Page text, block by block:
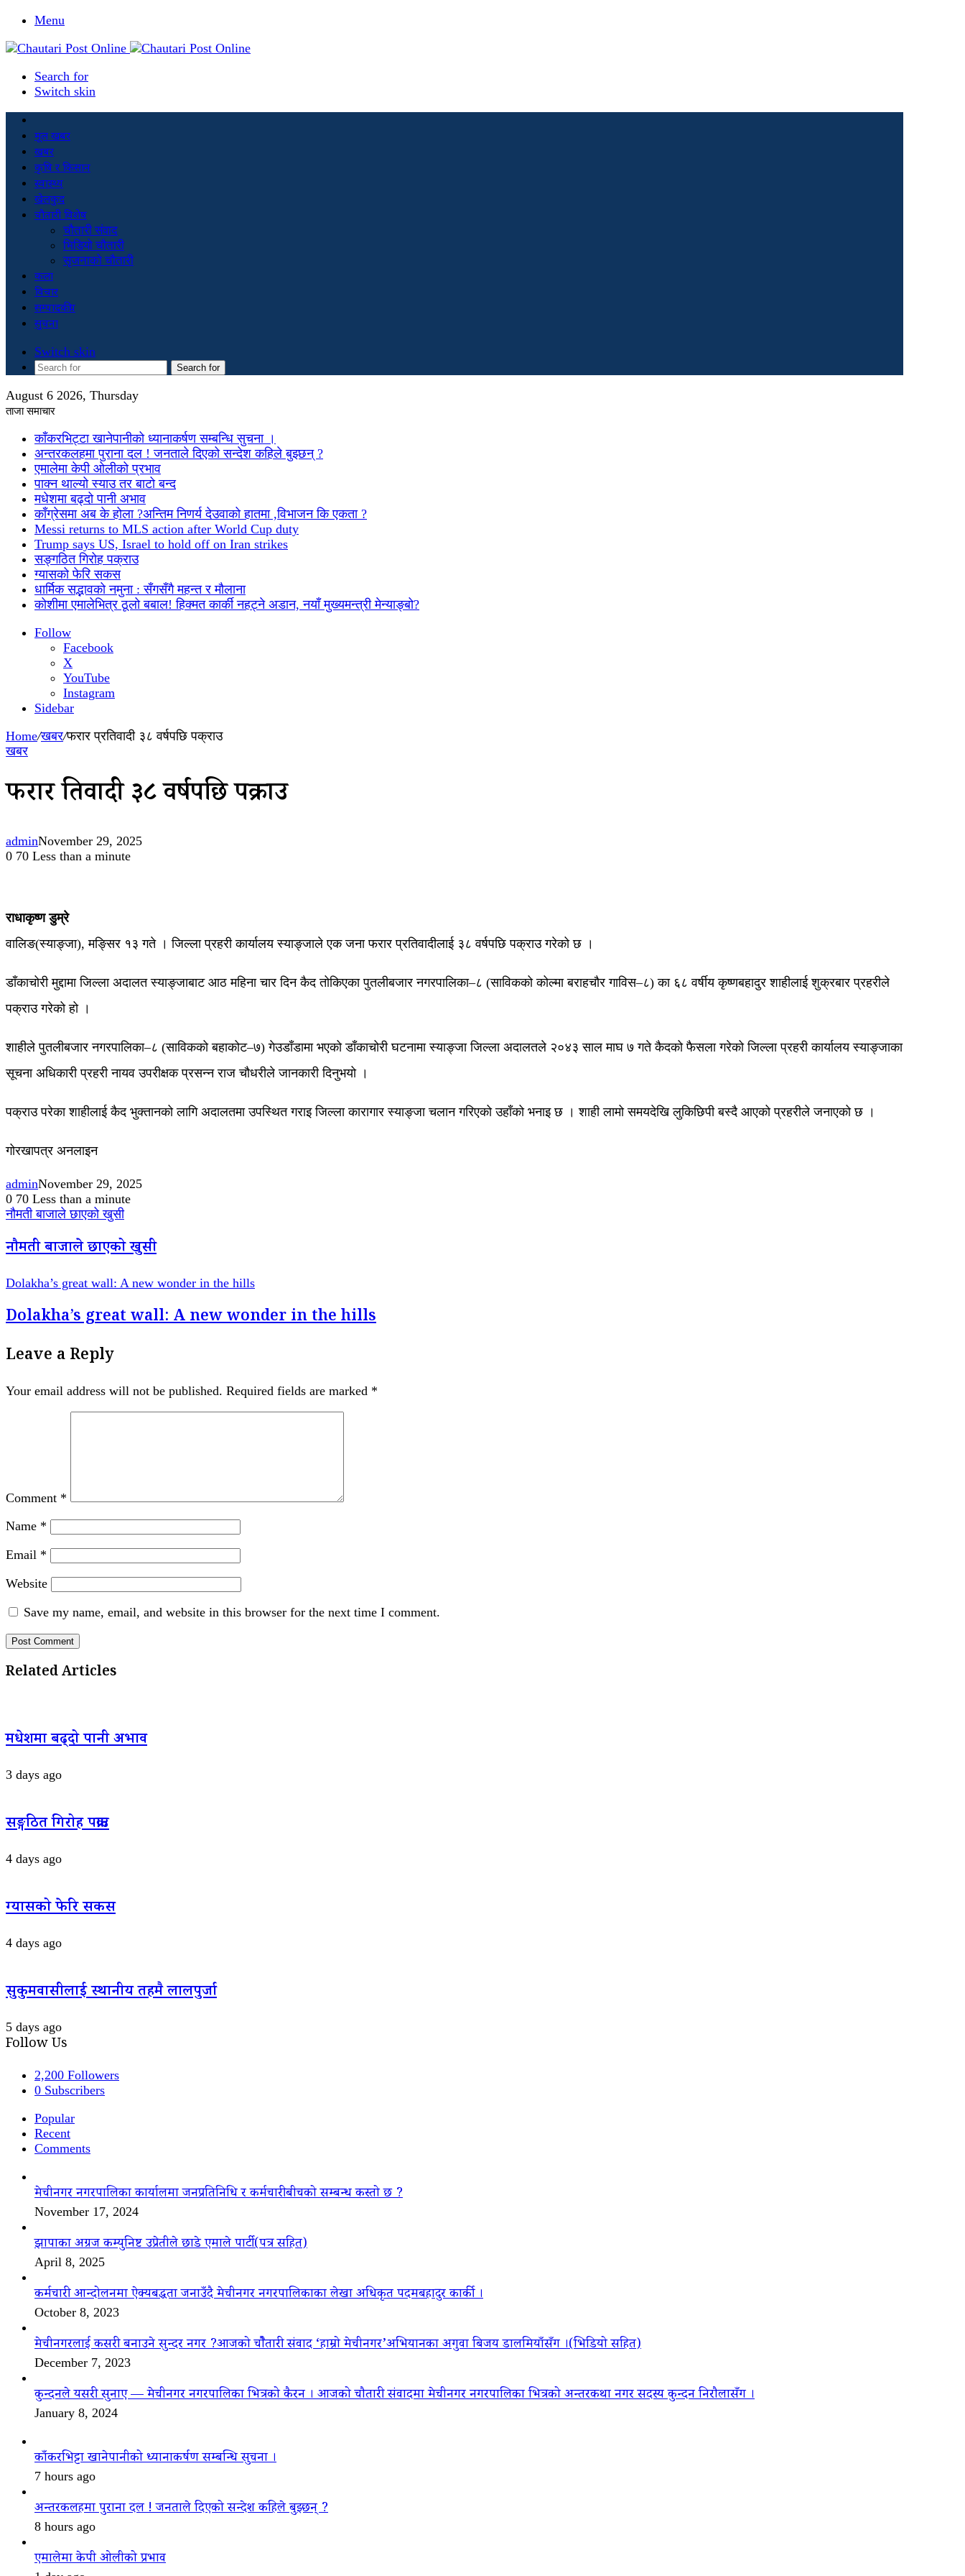
Menu
Search for
Switch skin
मूल खबर
खबर
कृषि र किसान
स्वास्थ्य
खेलकुद
चौतारी विशेष
चौतारी संवाद
भिडियो चौतारी
सृजनाको चौतारी
कला
विचार
सम्पादकीय
सुचना
Switch skin
Search for
August 6 2026, Thursday
ताजा समाचार
काँकरभिट्टा खानेपानीको ध्यानाकर्षण सम्बन्धि सुचना ।
अन्तरकलहमा पुराना दल ! जनताले दिएको सन्देश कहिले बुझ्छन् ?
एमालेमा केपी ओलीको प्रभाव
पाक्न थाल्यो स्याउ तर बाटो बन्द
मधेशमा बढ्दो पानी अभाव
काँग्रेसमा अब के होला ?अन्तिम निणर्य देउवाको हातमा ,विभाजन कि एकता ?
Messi returns to MLS action after World Cup duty
Trump says US, Israel to hold off on Iran strikes
सङ्गठित गिरोह पक्राउ
ग्यासको फेरि सकस
धार्मिक सद्भावको नमुना : सँगसँगै महन्त र मौलाना
कोशीमा एमालेभित्र ठूलो बबाल! हिक्मत कार्की नहट्ने अडान, नयाँ मुख्यमन्त्री मेन्याङ्बो?
Follow
Facebook
X
YouTube
Instagram
Sidebar
Home/खबर/फरार प्रतिवादी ३८ वर्षपछि पक्राउ
खबर
फरार प्रतिवादी ३८ वर्षपछि पक्राउ
adminNovember 29, 2025
0 70 Less than a minute
राधाकृष्ण डुम्रे
वालिङ(स्याङ्जा), मङ्सिर १३ गते । जिल्ला प्रहरी कार्यालय स्याङ्जाले एक जना फरार प्रतिवादीलाई ३८ वर्षपछि पक्राउ गरेको छ ।
डाँकाचोरी मुद्दामा जिल्ला अदालत स्याङ्जाबाट आठ महिना चार दिन कैद तोकिएका पुतलीबजार नगरपालिका–८ (साविकको कोल्मा बराहचौर गाविस–८) का ६८ वर्षीय कृष्णबहादुर शाहीलाई शुक्रबार प्रहरीले
पक्राउ गरेको हो ।
शाहीले पुतलीबजार नगरपालिका–८ (साविकको बहाकोट–७) गेउडाँडामा भएको डाँकाचोरी घटनामा स्याङ्जा जिल्ला अदालतले २०४३ साल माघ ७ गते कैदको फैसला गरेको जिल्ला प्रहरी कार्यालय स्याङ्जाका
सूचना अधिकारी प्रहरी नायव उपरीक्षक प्रसन्न राज चौधरीले जानकारी दिनुभयो ।
पक्राउ परेका शाहीलाई कैद भुक्तानको लागि अदालतमा उपस्थित गराइ जिल्ला कारागार स्याङ्जा चलान गरिएको उहाँको भनाइ छ । शाही लामो समयदेखि लुकिछिपी बस्दै आएको प्रहरीले जनाएको छ ।
गोरखापत्र अनलाइन
adminNovember 29, 2025
0 70 Less than a minute
नौमती बाजाले छाएको खुसी
नौमती बाजाले छाएको खुसी
Dolakha’s great wall: A new wonder in the hills
Dolakha’s great wall: A new wonder in the hills
Leave a Reply
Your email address will not be published. Required fields are marked *
Comment *
Name *
Email *
Website
Save my name, email, and website in this browser for the next time I comment.
Related Articles
मधेशमा बढ्दो पानी अभाव
3 days ago
सङ्गठित गिरोह पक्राउ
4 days ago
ग्यासको फेरि सकस
4 days ago
सुकुमवासीलाई स्थानीय तहमै लालपुर्जा
5 days ago
Follow Us
2,200 Followers
0 Subscribers
Popular
Recent
Comments
मेचीनगर नगरपालिका कार्यालमा जनप्रतिनिधि र कर्मचारीबीचको सम्बन्ध कस्तो छ ?
November 17, 2024
झापाका अग्रज कम्युनिष्ट उप्रेतीले छाडे एमाले पार्टी(पत्र सहित)
April 8, 2025
कर्मचारी आन्दोलनमा ऐक्यबद्धता जनाउँदै मेचीनगर नगरपालिकाका लेखा अधिकृत पदमबहादुर कार्की ।
October 8, 2023
मेचीनगरलाई कसरी बनाउने सुन्दर नगर ?आजको चौैतारी संवाद ‘हाम्रो मेचीनगर’अभियानका अगुवा बिजय डालमियाँसँग ।(भिडियो सहित)
December 7, 2023
कुन्दनले यसरी सुनाए — मेचीनगर नगरपालिका भित्रको कैरन । आजको चौतारी संवादमा मेचीनगर नगरपालिका भित्रको अन्तरकथा नगर सदस्य कुन्दन निरौलासँग ।
January 8, 2024
काँकरभिट्टा खानेपानीको ध्यानाकर्षण सम्बन्धि सुचना ।
7 hours ago
अन्तरकलहमा पुराना दल ! जनताले दिएको सन्देश कहिले बुझ्छन् ?
8 hours ago
एमालेमा केपी ओलीको प्रभाव